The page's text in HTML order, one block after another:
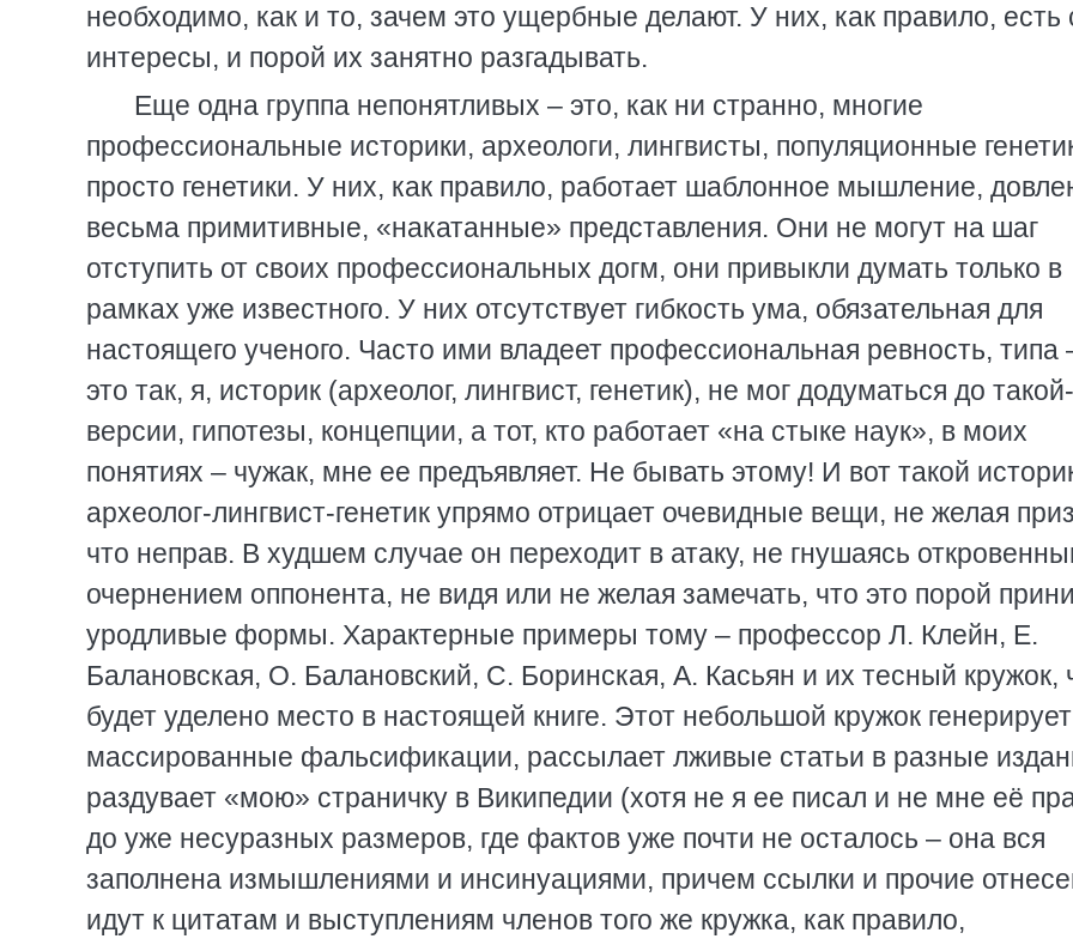
необходимо, как и то, зачем это ущербные делают. У них, как правило, есть
интересы, и порой их занятно разгадывать.
Еще одна группа непонятливых – это, как ни странно, многие
профессиональные историки, археологи, лингвисты, популяционные
просто генетики. У них, как правило, работает шаблонное мышление,
весьма примитивные, «накатанные» представления. Они не могут на шаг
отступить от своих профессиональных догм, они привыкли думать только в
рамках уже известного. У них отсутствует гибкость ума, обязательная для
настоящего ученого. Часто ими владеет профессиональная ревность, типа
это так, я, историк (археолог, лингвист, генетик), не мог додуматься до
версии, гипотезы, концепции, а тот, кто работает «на стыке наук», в моих
понятиях – чужак, мне ее предъявляет. Не бывать этому! И вот такой
археолог-лингвист-генетик упрямо отрицает очевидные вещи, не желая
что неправ. В худшем случае он переходит в атаку, не гнушаясь
очернением оппонента, не видя или не желая замечать, что это порой
уродливые формы. Характерные примеры тому – профессор Л. Клейн, Е.
Балановская, О. Балановский, С. Боринская, А. Касьян и их тесный кружок,
будет уделено место в настоящей книге. Этот небольшой кружок генерирует
массированные фальсификации, рассылает лживые статьи в разные
раздувает «мою» страничку в Википедии (хотя не я ее писал и не мне её
до уже несуразных размеров, где фактов уже почти не осталось – она вся
заполнена измышлениями и инсинуациями, причем ссылки и прочие
идут к цитатам и выступлениям членов того же кружка, как правило,